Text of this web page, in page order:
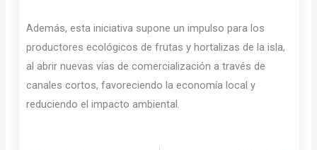
Además, esta iniciativa supone un impulso para los
productores ecológicos de frutas y hortalizas de la isla,
al abrir nuevas vías de comercialización a través de
canales cortos, favoreciendo la economía local y
reduciendo el impacto ambiental.